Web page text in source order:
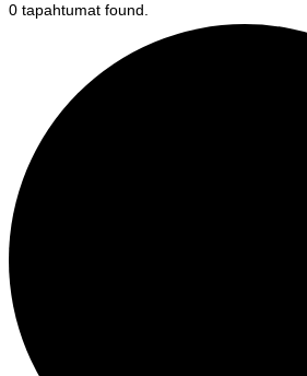
0 tapahtumat found.